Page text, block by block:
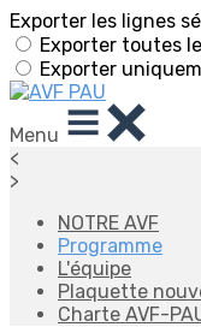
Exporter les lignes
Exporter toutes
Exporter
Menu
<
>
NOTRE AVF
Programme
L'équipe
Plaquette
Charte AVF-